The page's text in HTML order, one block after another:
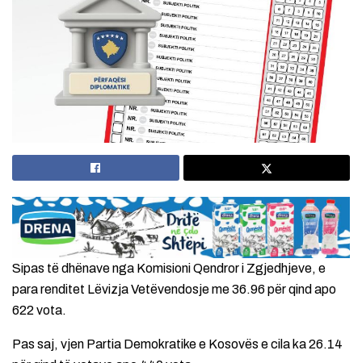
Sipas të dhënave nga Komisioni Qendror i Zgjedhjeve, e
para renditet Lëvizja Vetëvendosje me 36.96 për qind apo
622 vota.
Pas saj, vjen Partia Demokratike e Kosovës e cila ka 26.14